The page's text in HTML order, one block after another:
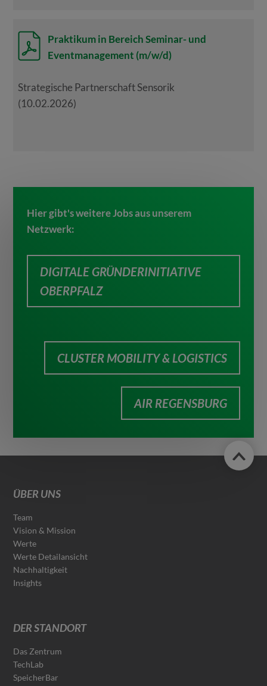
Praktikum in Bereich Seminar- und
Eventmanagement (m/w/d)
Strategische Partnerschaft Sensorik
(10.02.2026)
Hier gibt's weitere Jobs aus unserem
Netzwerk:
DIGITALE GRÜNDERINITIATIVE
OBERPFALZ
CLUSTER MOBILITY & LOGISTICS
AIR REGENSBURG
ÜBER UNS
Team
Vision & Mission
Werte
Werte Detailansicht
Nachhaltigkeit
Insights
DER STANDORT
Das Zentrum
TechLab
SpeicherBar